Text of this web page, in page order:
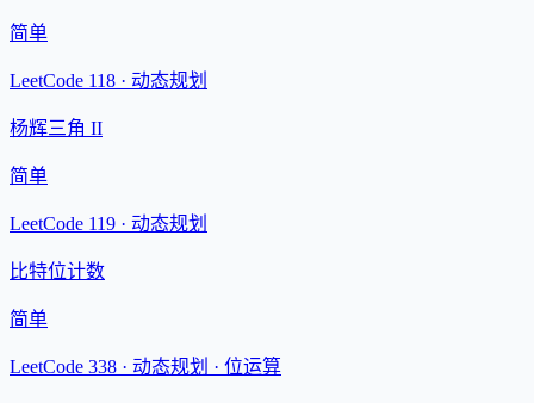
简单
LeetCode 118 · 动态规划
杨辉三角 II
简单
LeetCode 119 · 动态规划
比特位计数
简单
LeetCode 338 · 动态规划 · 位运算